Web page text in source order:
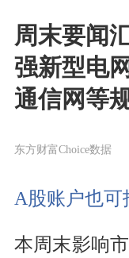
周末要闻
强新型电
通信网等
东方财富Choice数据
A股账户也可
本周末影响